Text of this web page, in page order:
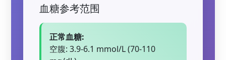
血糖参考范围
正常血糖:
空腹: 3.9-6.1 mmol/L (70-110